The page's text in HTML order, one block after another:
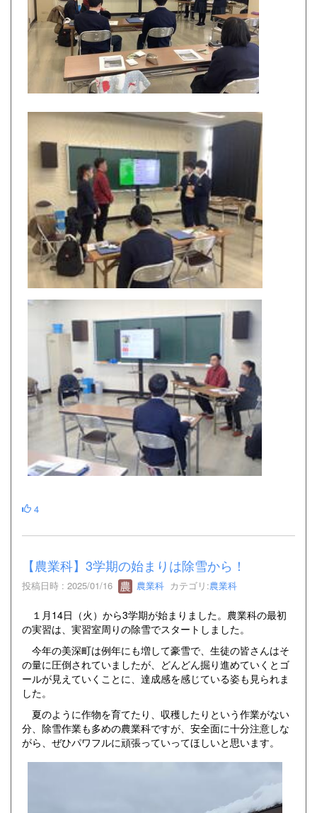
4
【農業科】3学期の始まりは除雪から！
投稿日時 : 2025/01/16 農業科 カテゴリ:農業科
１月14日（火）から3学期が始まりました。農業科の最初
の実習は、実習室周りの除雪でスタートしました。
今年の美深町は例年にも増して豪雪で、生徒の皆さんはそ
の量に圧倒されていましたが、どんどん掘り進めていくとゴ
ールが見えていくことに、達成感を感じている姿も見られま
した。
夏のように作物を育てたり、収穫したりという作業がない
分、除雪作業も多めの農業科ですが、安全面に十分注意しな
がら、ぜひパワフルに頑張っていってほしいと思います。